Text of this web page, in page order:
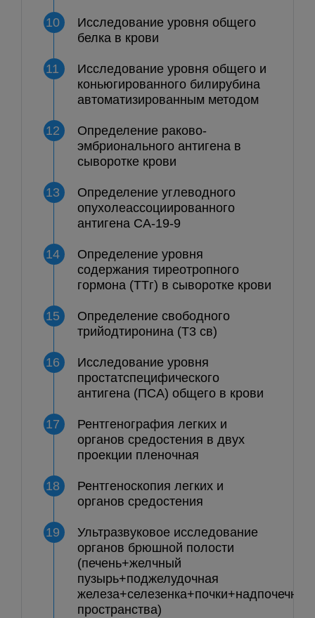
10
Исследование уровня общего
белка в крови
11
Исследование уровня общего и
коньюгированного билирубина
автоматизированным методом
12
Определение раково-
эмбрионального антигена в
сыворотке крови
13
Определение углеводного
опухолеассоциированного
антигена СА-19-9
14
Определение уровня
содержания тиреотропного
гормона (ТТг) в сыворотке крови
15
Определение свободного
трийодтиронина (Т3 св)
16
Исследование уровня
простатспецифического
антигена (ПСА) общего в крови
17
Рентгенография легких и
органов средостения в двух
проекции пленочная
18
Рентгеноскопия легких и
органов средостения
19
Ультразвуковое исследование
органов брюшной полости
(печень+желчный
пузырь+поджелудочная
пространства)